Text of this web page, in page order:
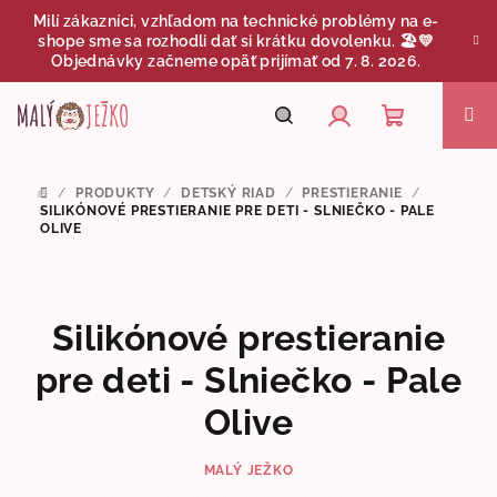
Milí zákazníci, vzhľadom na technické problémy na e-
shope sme sa rozhodli dať si krátku dovolenku. 🏖️💛
Objednávky začneme opäť prijímať od 7. 8. 2026.
Nákupný
košík
DOMOV
/ PRODUKTY / DETSKÝ RIAD / PRESTIERANIE
/
SILIKÓNOVÉ PRESTIERANIE PRE DETI - SLNIEČKO - PALE
OLIVE
Silikónové prestieranie
pre deti - Slniečko - Pale
Olive
MALÝ JEŽKO